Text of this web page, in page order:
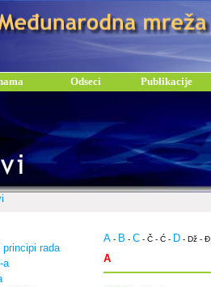
rada
a
A - B - C - Č - Ć - D - Dž -
A
Odseci Publikacije